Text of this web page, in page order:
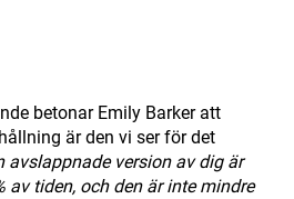
betonar Emily Barker att
är den vi ser för det
avslappnade version av dig är
av tiden, och den är inte mindre